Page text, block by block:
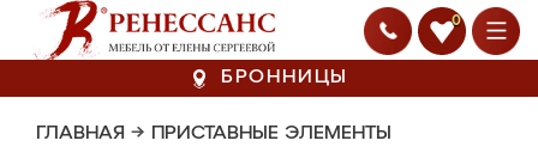
0
БРОННИЦЫ
ГЛАВНАЯ → ПРИСТАВНЫЕ ЭЛЕМЕНТЫ